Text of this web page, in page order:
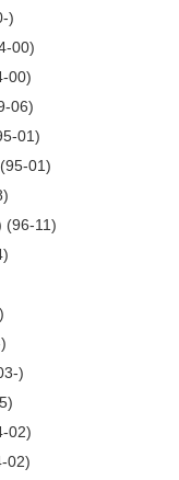
)
00)
00)
06)
01)
01)
(96-11)
)
02)
02)